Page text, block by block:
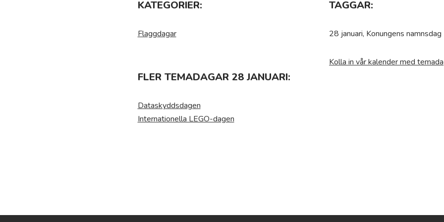
KATEGORIER:
Flaggdagar
TAGGAR:
28 januari, Konungens namnsdag
FLER TEMADAGAR 28 JANUARI:
Dataskyddsdagen
Internationella LEGO-dagen
Kolla in vår kalender med